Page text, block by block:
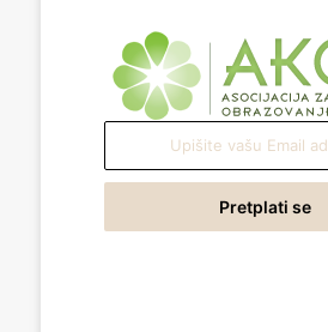
p
d
o
Email